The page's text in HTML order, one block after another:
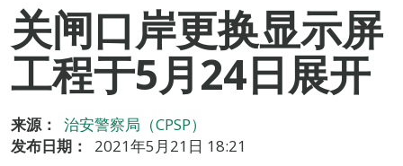
关闸口岸更换显示屏
工程于5月24日展开
来源：
治安警察局（CPSP）
发布日期：
2021年5月21日 18:21